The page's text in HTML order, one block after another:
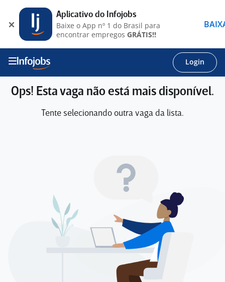
Login
Ops! Esta vaga não está mais disponível.
Tente selecionando outra vaga da lista.
Aplicativo do Infojobs
Baixe o App nº 1 do Brasil para
encontrar empregos GRÁTIS!!